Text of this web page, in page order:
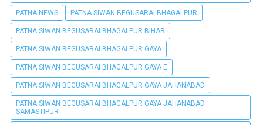
PATNA NEWS PATNA SIWAN BEGUSARAI BHAGALPUR
PATNA SIWAN BEGUSARAI BHAGALPUR BIHAR
PATNA SIWAN BEGUSARAI BHAGALPUR GAYA
PATNA SIWAN BEGUSARAI BHAGALPUR GAYA E
PATNA SIWAN BEGUSARAI BHAGALPUR GAYA JAHANABAD
PATNA SIWAN BEGUSARAI BHAGALPUR GAYA JAHANABAD
SAMASTIPUR